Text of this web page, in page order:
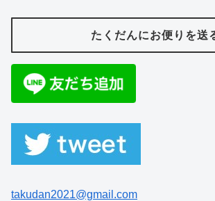
たくだんにお便りを送
takudan2021@gmail.com